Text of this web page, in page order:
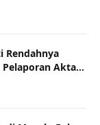
Rendahnya
Pelaporan Akta